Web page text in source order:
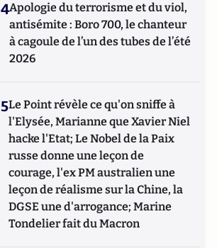
4Apologie du terrorisme et du viol,
antisémite : Boro 700, le chanteur
à cagoule de l’un des tubes de l’été
2026
5Le Point révèle ce qu'on sniffe à
l'Elysée, Marianne que Xavier Niel
hacke l'Etat; Le Nobel de la Paix
russe donne une leçon de
courage, l'ex PM australien une
leçon de réalisme sur la Chine, la
DGSE une d'arrogance; Marine
Tondelier fait du Macron